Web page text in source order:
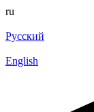
ru
Русский
English